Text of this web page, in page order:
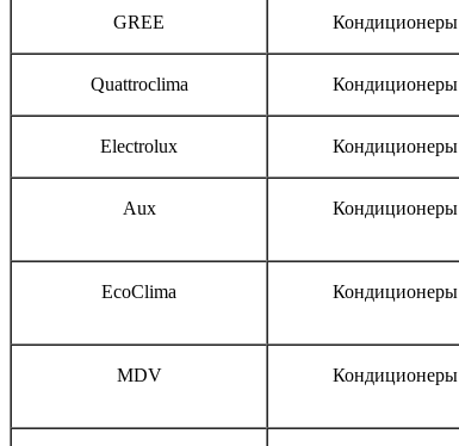
GREE Кондиционеры
Quattroclima Кондиционеры
Electrolux Кондиционеры
Aux
Кондиционеры
EcoClima
Кондиционеры
MDV
Кондиционеры